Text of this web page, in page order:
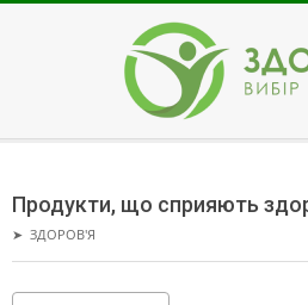
ЗДОРОВ'Я
Menu
Продукти, що сприяють
➤ ЗДОРОВ'Я